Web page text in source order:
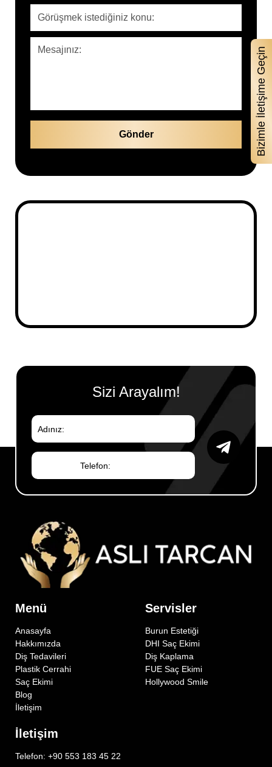
Bizimle İletişime Geçin
Sizi Arayalım!
Menü
Anasayfa
Hakkımızda
Diş Tedavileri
Plastik Cerrahi
Saç Ekimi
Blog
İletişim
Servisler
Burun Estetiği
DHI Saç Ekimi
Diş Kaplama
FUE Saç Ekimi
Hollywood Smile
İletişim
Telefon: +90 553 183 45 22
Bizimle İletişime Geç!
Adınız Soyadınız
Konu